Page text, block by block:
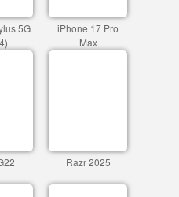
5G
iPhone 17 Pro
Max
Razr 2025